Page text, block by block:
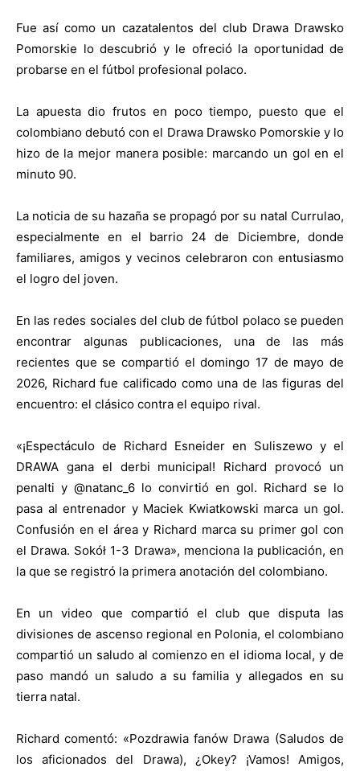
Fue así como un cazatalentos del club Drawa Drawsko
Pomorskie lo descubrió y le ofreció la oportunidad de
probarse en el fútbol profesional polaco.
La apuesta dio frutos en poco tiempo, puesto que el
colombiano debutó con el Drawa Drawsko Pomorskie y lo
hizo de la mejor manera posible: marcando un gol en el
minuto 90.
La noticia de su hazaña se propagó por su natal Currulao,
especialmente en el barrio 24 de Diciembre, donde
familiares, amigos y vecinos celebraron con entusiasmo
el logro del joven.
En las redes sociales del club de fútbol polaco se pueden
encontrar algunas publicaciones, una de las más
recientes que se compartió el domingo 17 de mayo de
2026, Richard fue calificado como una de las figuras del
encuentro: el clásico contra el equipo rival.
«¡Espectáculo de Richard Esneider en Suliszewo y el
DRAWA gana el derbi municipal! Richard provocó un
penalti y @natanc_6 lo convirtió en gol. Richard se lo
pasa al entrenador y Maciek Kwiatkowski marca un gol.
Confusión en el área y Richard marca su primer gol con
el Drawa. Sokół 1-3 Drawa», menciona la publicación, en
la que se registró la primera anotación del colombiano.
En un video que compartió el club que disputa las
divisiones de ascenso regional en Polonia, el colombiano
compartió un saludo al comienzo en el idioma local, y de
paso mandó un saludo a su familia y allegados en su
tierra natal.
Richard comentó: «Pozdrawia fanów Drawa (Saludos de
los aficionados del Drawa), ¿Okey? ¡Vamos! Amigos,